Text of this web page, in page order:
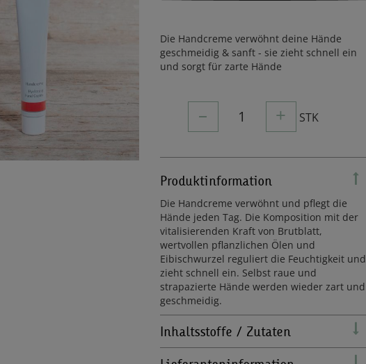
Die Handcreme verwöhnt deine Hände
geschmeidig & sanft - sie zieht schnell ein
und sorgt für zarte Hände
– 1 + STK
Produktinformation
Die Handcreme verwöhnt und pflegt die
Hände jeden Tag. Die Komposition mit der
vitalisierenden Kraft von Brutblatt,
wertvollen pflanzlichen Ölen und
Eibischwurzel reguliert die Feuchtigkeit und
zieht schnell ein. Selbst raue und
strapazierte Hände werden wieder zart und
geschmeidig.
Inhaltsstoffe / Zutaten